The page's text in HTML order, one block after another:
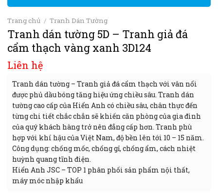
Trang chủ / Tranh Dán Tường
Tranh dán tường 5D – Tranh giả đá
cẩm thạch vàng xanh 3D124
Liên hệ
Tranh dán tường – Tranh giả đá cẩm thạch với vân nổi
được phủ dầu bóng tăng hiệu ứng chiều sâu. Tranh dán
tường cao cấp của Hiển Anh có chiều sâu, chân thực đến
từng chi tiết chắc chắn sẽ khiến căn phòng của gia đình
của quý khách hàng trở nên đẳng cấp hơn. Tranh phù
hợp với khí hậu của Việt Nam, độ bền lên tới 10 – 15 năm.
Công dụng: chống mốc, chống gỉ, chống ẩm, cách nhiệt
huỳnh quang tĩnh điện.
Hiển Anh JSC – TOP 1 phân phối sản phẩm nội thất,
máy móc nhập khẩu